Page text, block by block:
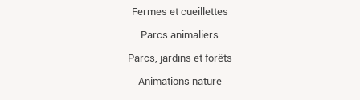
Fermes et cueillettes
Parcs animaliers
Parcs, jardins et forêts
Animations nature